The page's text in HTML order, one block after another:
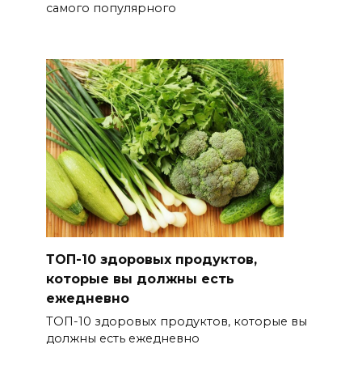
самого популярного
ТОП-10 здоровых продуктов,
которые вы должны есть
ежедневно
ТОП-10 здоровых продуктов, которые вы
должны есть ежедневно